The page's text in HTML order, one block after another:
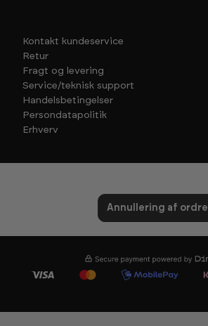
Kontakt kundeservice
Retur
Fragt og levering
Service/teknisk support
Handelsbetingelser
Persondatapolitik
Erhverv
Annullering af ordre